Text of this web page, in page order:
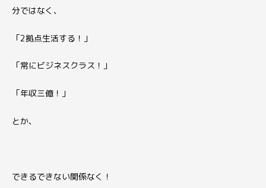
分ではなく、
「2拠点生活する！」
「常にビジネスクラス！」
「年収三億！」
とか、
できるできない関係なく！